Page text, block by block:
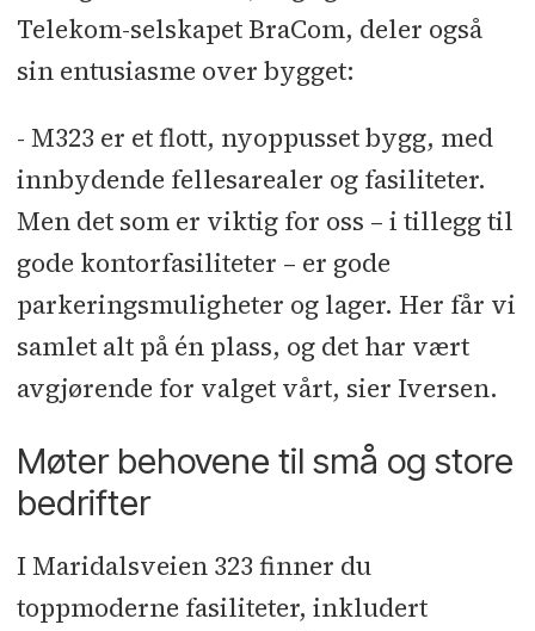
Telekom-selskapet BraCom, deler også
sin entusiasme over bygget:
- M323 er et flott, nyoppusset bygg, med
innbydende fellesarealer og fasiliteter.
Men det som er viktig for oss – i tillegg til
gode kontorfasiliteter – er gode
parkeringsmuligheter og lager. Her får vi
samlet alt på én plass, og det har vært
avgjørende for valget vårt, sier Iversen.
Møter behovene til små og store
bedrifter
I Maridalsveien 323 finner du
toppmoderne fasiliteter, inkludert